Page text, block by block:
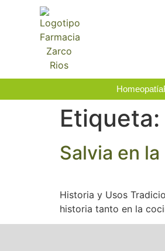
Homeopatía
Etiqueta:
Salvia en
Historia y Usos
historia tanto en la